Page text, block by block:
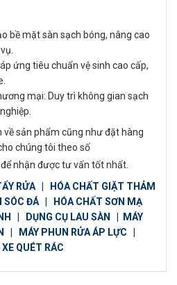
bề mặt sàn sạch bóng, nâng cao
ứng tiêu chuẩn vệ sinh cao cấp,
mại: Duy trì không gian sạch
sản phẩm cũng như đặt hàng
chúng tôi theo số
để nhận được tư vấn tốt nhất.
RỬA
HÓA CHẤT GIẶT THẢM
SÓC ĐÁ
HÓA CHẤT SƠN MẠ
DỤNG CỤ LAU SÀN
MÁY
MÁY PHUN RỬA ÁP LỰC
XE QUÉT RÁC